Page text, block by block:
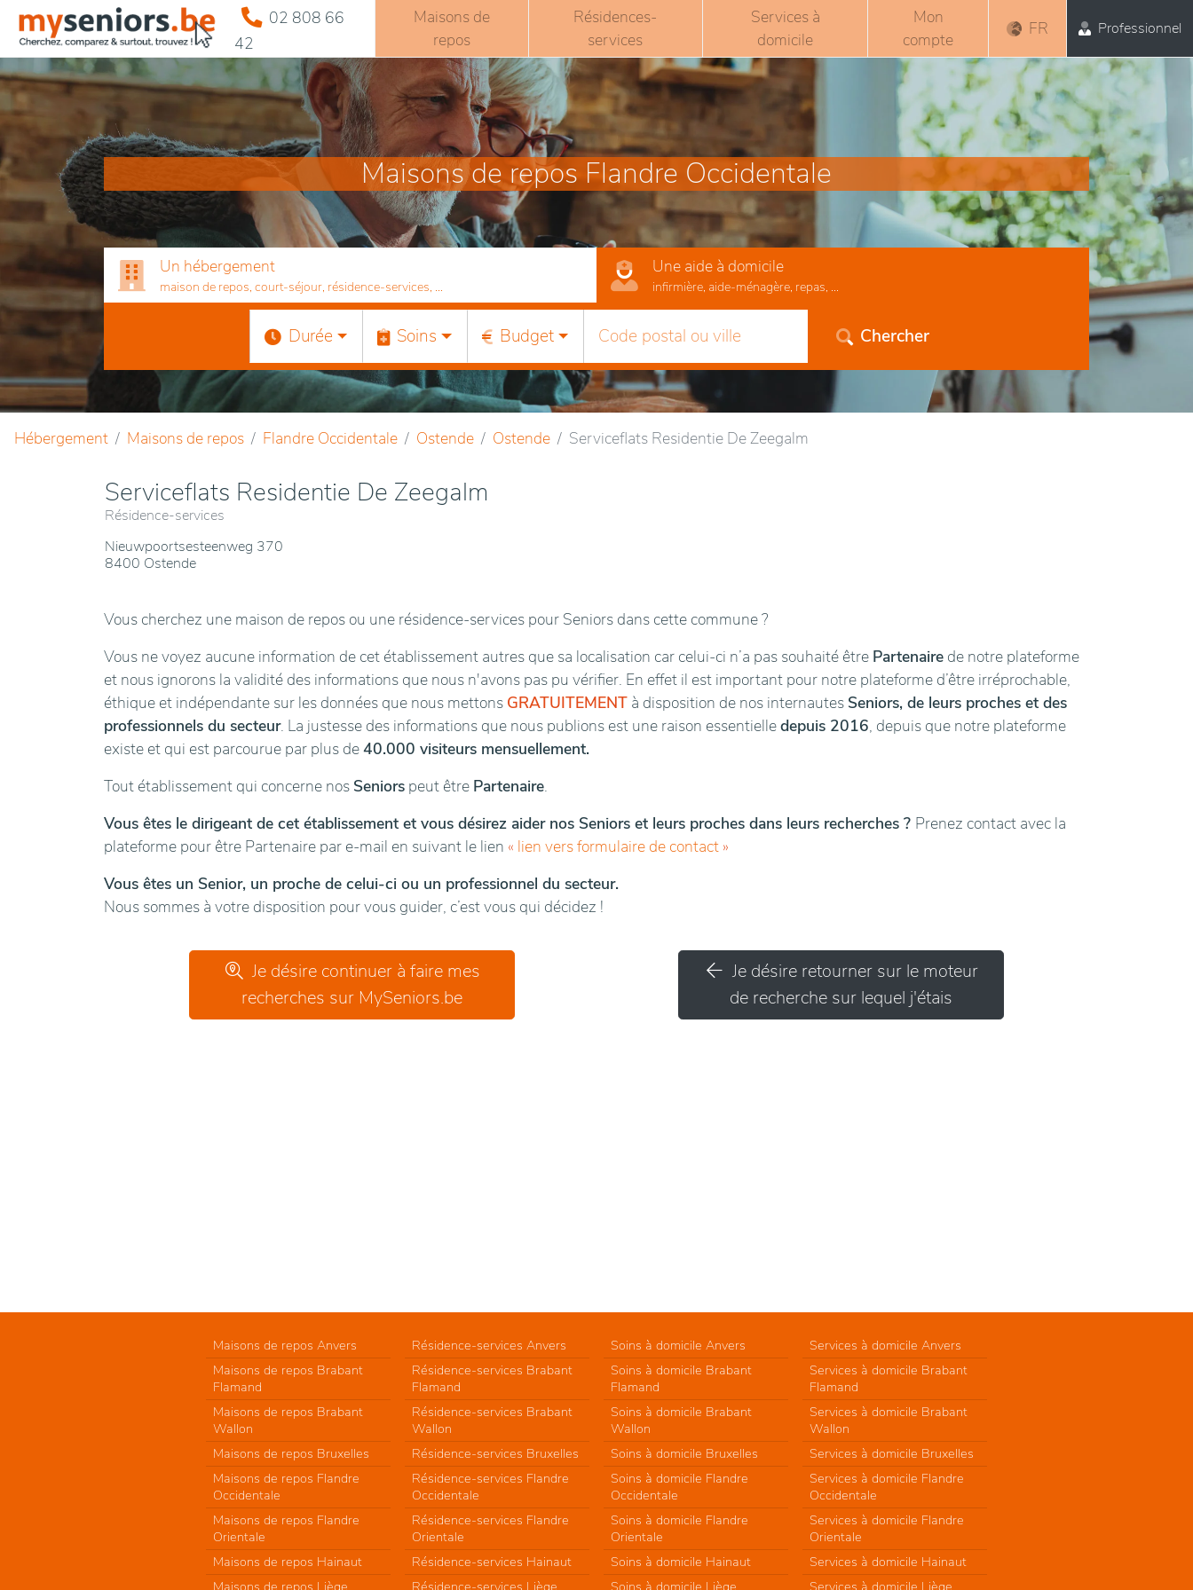
02 808 66
42
Maisons de
repos
Résidences-
services
Services à
domicile
Mon
compte
FR Professionnel
Maisons de repos Flandre Occidentale
Un hébergement
maison de repos, court-séjour, résidence-services, ...
Une aide à domicile
infirmière, aide-ménagère, repas, ...
Durée Soins Budget Chercher
Hébergement Maisons de repos Flandre Occidentale Ostende Ostende Serviceflats Residentie De Zeegalm
Serviceflats Residentie De Zeegalm
Résidence-services
Nieuwpoortsesteenweg 370
8400 Ostende
Vous cherchez une maison de repos ou une résidence-services pour Seniors dans cette commune ?
Vous ne voyez aucune information de cet établissement autres que sa localisation car celui-ci n’a pas souhaité être Partenaire de notre plateforme
et nous ignorons la validité des informations que nous n'avons pas pu vérifier. En effet il est important pour notre plateforme d’être irréprochable,
éthique et indépendante sur les données que nous mettons GRATUITEMENT à disposition de nos internautes Seniors, de leurs proches et des
professionnels du secteur. La justesse des informations que nous publions est une raison essentielledepuis 2016, depuis que notre plateforme
existe et qui est parcourue par plus de40.000 visiteurs mensuellement.
Tout établissement qui concerne nos Seniors peut être Partenaire.
Vous êtes le dirigeant de cet établissement et vous désirez aider nos Seniors et leurs proches dans leurs recherches ? Prenez contact avec la
plateforme pour être Partenaire par e-mail en suivant le lien « lien vers formulaire de contact »
Vous êtes un Senior, un proche de celui-ci ou un professionnel du secteur.
Nous sommes à votre disposition pour vous guider, c’est vous qui décidez !
Je désire continuer à faire mes
recherches sur MySeniors.be
Je désire retourner sur le moteur
de recherche sur lequel j'étais
Maisons de repos Anvers
Maisons de repos Brabant
Flamand
Maisons de repos Brabant
Wallon
Maisons de repos Bruxelles
Maisons de repos Flandre
Occidentale
Maisons de repos Flandre
Orientale
Maisons de repos Hainaut
Maisons de repos Liège
Résidence-services Anvers
Résidence-services Brabant
Flamand
Résidence-services Brabant
Wallon
Résidence-services Bruxelles
Résidence-services Flandre
Occidentale
Résidence-services Flandre
Orientale
Résidence-services Hainaut
Résidence-services Liège
Soins à domicile Anvers
Soins à domicile Brabant
Flamand
Soins à domicile Brabant
Wallon
Soins à domicile Bruxelles
Soins à domicile Flandre
Occidentale
Soins à domicile Flandre
Orientale
Soins à domicile Hainaut
Soins à domicile Liège
Services à domicile Anvers
Services à domicile Brabant
Flamand
Services à domicile Brabant
Wallon
Services à domicile Bruxelles
Services à domicile Flandre
Occidentale
Services à domicile Flandre
Orientale
Services à domicile Hainaut
Services à domicile Liège